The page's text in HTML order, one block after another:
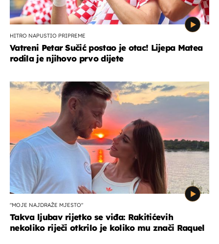
HITRO NAPUSTIO PRIPREME
Vatreni Petar Sučić postao je otac! Lijepa Matea
rodila je njihovo prvo dijete
"MOJE NAJDRAŽE MJESTO"
Takva ljubav rijetko se viđa: Rakitićevih
nekoliko riječi otkrilo je koliko mu znači Raquel